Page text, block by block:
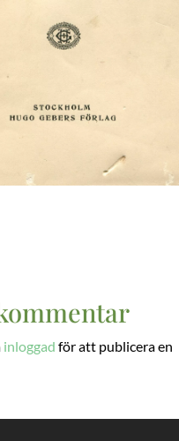
inloggad för att publicera en